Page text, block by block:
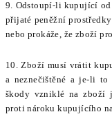
9. Odstoupí-li kupující
přijaté peněžní
nebo prokáže, že zboží
10. Zboží musí vrátit
a neznečištěné a je-li to
škody vzniklé na zboží
proti nároku kupujícího